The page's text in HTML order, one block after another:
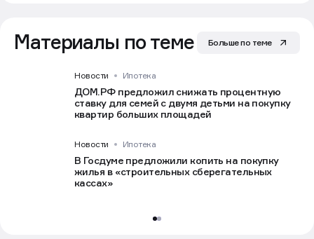
Материалы по теме Больше по теме
Новости Ипотека
ДОМ.РФ предложил снижать процентную
ставку для семей с двумя детьми на покупку
квартир больших площадей
Новости Ипотека
В Госдуме предложили копить на покупку
жилья в «строительных сберегательных
кассах»